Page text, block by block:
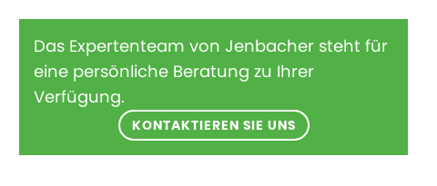
Das Expertenteam von Jenbacher steht für
eine persönliche Beratung zu Ihrer
Verfügung.
KONTAKTIEREN SIE UNS